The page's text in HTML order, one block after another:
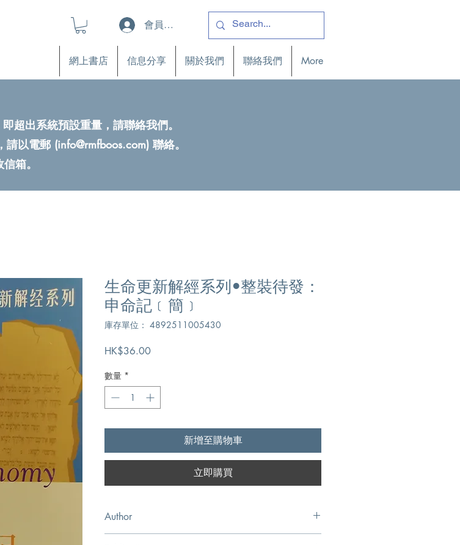
會員登入
網上書店 信息分享 關於我們 聯絡我們 More
超出系統預設重量，請聯絡我們。
請以電郵 (info@rmfboos.com) 聯絡。
箱。
生命更新解經系列•整裝待發：
申命記﹝簡﹞
庫存單位： 4892511005430
HK$36.00價
數量 *
新增至購物車
立即購買
Author